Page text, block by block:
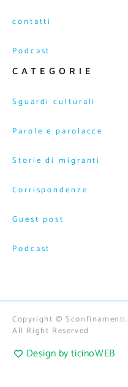
contatti
Podcast
CATEGORIE
Sguardi culturali
Parole e parolacce
Storie di migranti
Corrispondenze
Guest post
Podcast
Copyright © Sconfinamenti.
All Right Reserved
Design by ticinoWEB